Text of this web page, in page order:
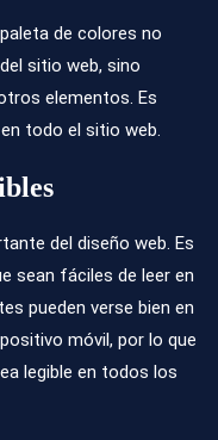
de colores no
sitio web, sino
elementos. Es
todo el sitio web.
del diseño web. Es
sean fáciles de leer en
pueden verse bien en
móvil, por lo que
legible en todos los